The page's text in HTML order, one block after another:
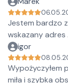
Jestem bardzo
wskazany adres
igor
Wypożyczyłem
miła i szybka